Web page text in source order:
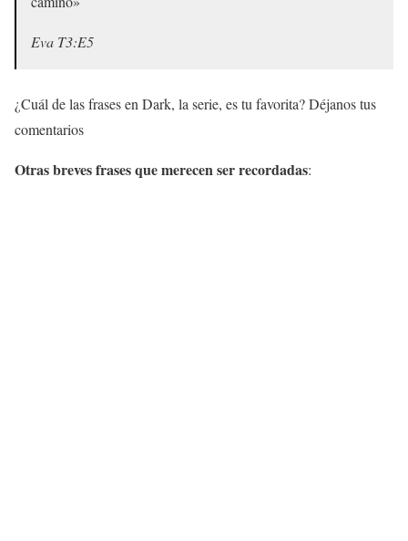
Eva T3:E5
¿Cuál de las frases en Dark, la serie, es tu favorita? Déjanos tus
comentarios
Otras breves frases que merecen ser recordadas: